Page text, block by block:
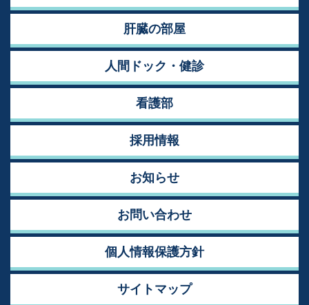
肝臓の部屋
人間ドック・健診
看護部
採用情報
お知らせ
お問い合わせ
個人情報保護方針
サイトマップ